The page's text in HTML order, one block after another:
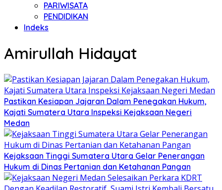
PARIWISATA
PENDIDIKAN
Indeks
Amirullah Hidayat
Pastikan Kesiapan Jajaran Dalam Penegakan Hukum,
Kajati Sumatera Utara Inspeksi Kejaksaan Negeri
Medan
Kejaksaan Tinggi Sumatera Utara Gelar Penerangan
Hukum di Dinas Pertanian dan Ketahanan Pangan